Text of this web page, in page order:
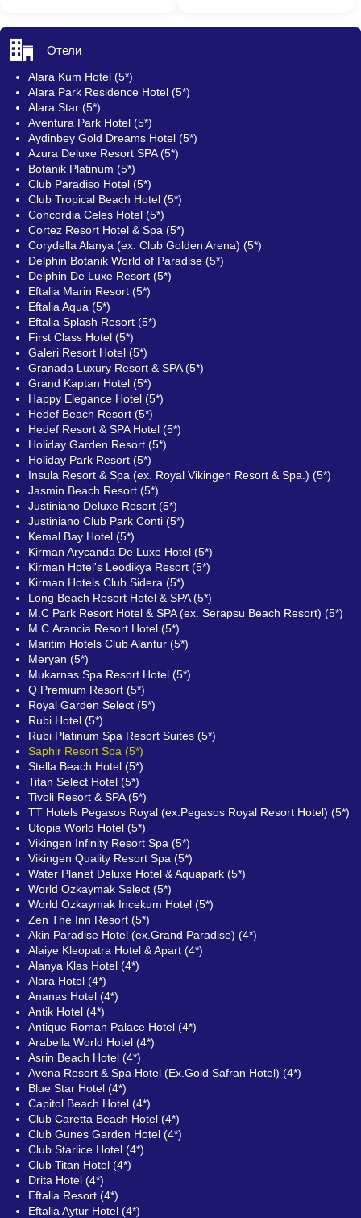
Отели
Alara Kum Hotel (5*)
Alara Park Residence Hotel (5*)
Alara Star (5*)
Aventura Park Hotel (5*)
Aydinbey Gold Dreams Hotel (5*)
Azura Deluxe Resort SPA (5*)
Botanik Platinum (5*)
Club Paradiso Hotel (5*)
Club Tropical Beach Hotel (5*)
Concordia Celes Hotel (5*)
Cortez Resort Hotel & Spa (5*)
Corydella Alanya (ex. Club Golden Arena) (5*)
Delphin Botanik World of Paradise (5*)
Delphin De Luxe Resort (5*)
Eftalia Marin Resort (5*)
Eftalia Aqua (5*)
Eftalia Splash Resort (5*)
First Class Hotel (5*)
Galeri Resort Hotel (5*)
Granada Luxury Resort & SPA (5*)
Grand Kaptan Hotel (5*)
Happy Elegance Hotel (5*)
Hedef Beach Resort (5*)
Hedef Resort & SPA Hotel (5*)
Holiday Garden Resort (5*)
Holiday Park Resort (5*)
Insula Resort & Spa (ex. Royal Vikingen Resort & Spa.) (5*)
Jasmin Beach Resort (5*)
Justiniano Deluxe Resort (5*)
Justiniano Club Park Conti (5*)
Kemal Bay Hotel (5*)
Kirman Arycanda De Luxe Hotel (5*)
Kirman Hotel's Leodikya Resort (5*)
Kirman Hotels Club Sidera (5*)
Long Beach Resort Hotel & SPA (5*)
M.C Park Resort Hotel & SPA (ex. Serapsu Beach Resort) (5*)
M.C.Arancia Resort Hotel (5*)
Maritim Hotels Club Alantur (5*)
Meryan (5*)
Mukarnas Spa Resort Hotel (5*)
Q Premium Resort (5*)
Royal Garden Select (5*)
Rubi Hotel (5*)
Rubi Platinum Spa Resort Suites (5*)
Saphir Resort Spa (5*)
Stella Beach Hotel (5*)
Titan Select Hotel (5*)
Tivoli Resort & SPA (5*)
TT Hotels Pegasos Royal (ex.Pegasos Royal Resort Hotel) (5*)
Utopia World Hotel (5*)
Vikingen Infinity Resort Spa (5*)
Vikingen Quality Resort Spa (5*)
Water Planet Deluxe Hotel & Aquapark (5*)
World Ozkaymak Select (5*)
World Ozkaymak Incekum Hotel (5*)
Zen The Inn Resort (5*)
Akin Paradise Hotel (ex.Grand Paradise) (4*)
Alaiye Kleopatra Hotel & Apart (4*)
Alanya Klas Hotel (4*)
Alara Hotel (4*)
Ananas Hotel (4*)
Antik Hotel (4*)
Antique Roman Palace Hotel (4*)
Arabella World Hotel (4*)
Asrin Beach Hotel (4*)
Avena Resort & Spa Hotel (Ex.Gold Safran Hotel) (4*)
Blue Star Hotel (4*)
Capitol Beach Hotel (4*)
Club Caretta Beach Hotel (4*)
Club Gunes Garden Hotel (4*)
Club Starlice Hotel (4*)
Club Titan Hotel (4*)
Drita Hotel (4*)
Eftalia Resort (4*)
Eftalia Aytur Hotel (4*)